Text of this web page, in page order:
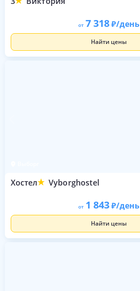
от 7 318 /день
Найти цены
Хостел Vyborghostel
от 1 843 /день
Найти цены